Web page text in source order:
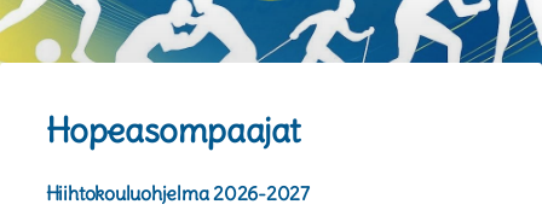
Hopeasompaajat
Hiihtokouluohjelma 2026-2027